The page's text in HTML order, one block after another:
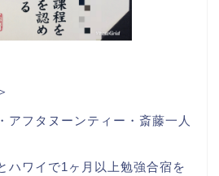
アフタヌーンティー・斎藤一人
ハワイで1ヶ月以上勉強合宿を